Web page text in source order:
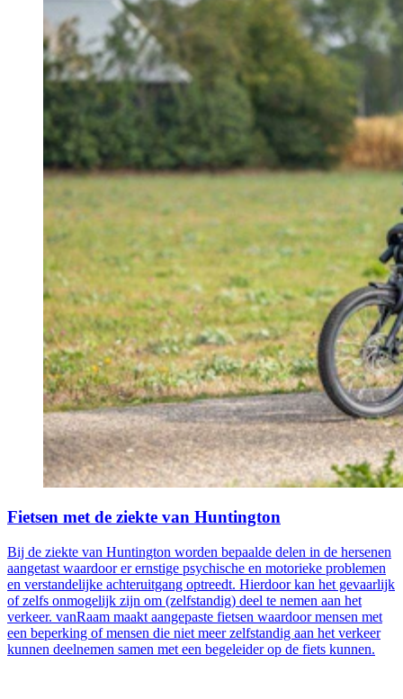
Fietsen met de ziekte van Huntington
Bij de ziekte van Huntington worden bepaalde delen in de hersenen
aangetast waardoor er ernstige psychische en motorieke problemen
en verstandelijke achteruitgang optreedt. Hierdoor kan het gevaarlijk
of zelfs onmogelijk zijn om (zelfstandig) deel te nemen aan het
verkeer. vanRaam maakt aangepaste fietsen waardoor mensen met
een beperking of mensen die niet meer zelfstandig aan het verkeer
kunnen deelnemen samen met een begeleider op de fiets kunnen.